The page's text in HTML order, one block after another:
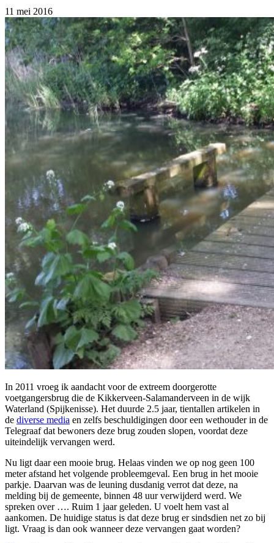
11 mei 2016
In 2011 vroeg ik aandacht voor de extreem doorgerotte
voetgangersbrug die de Kikkerveen-Salamanderveen in de wijk
Waterland (Spijkenisse). Het duurde 2.5 jaar, tientallen artikelen in
de diverse media en zelfs beschuldigingen door een wethouder in de
Telegraaf dat bewoners deze brug zouden slopen, voordat deze
uiteindelijk vervangen werd.
Nu ligt daar een mooie brug. Helaas vinden we op nog geen 100
meter afstand het volgende probleemgeval. Een brug in het mooie
parkje. Daarvan was de leuning dusdanig verrot dat deze, na
melding bij de gemeente, binnen 48 uur verwijderd werd. We
spreken over …. Ruim 1 jaar geleden. U voelt hem vast al
aankomen. De huidige status is dat deze brug er sindsdien net zo bij
ligt. Vraag is dan ook wanneer deze vervangen gaat worden?